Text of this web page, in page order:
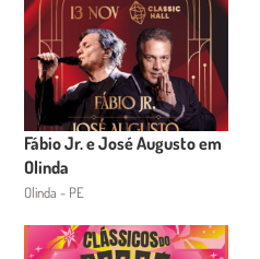
Fábio Jr. e José Augusto em
Olinda
Olinda - PE